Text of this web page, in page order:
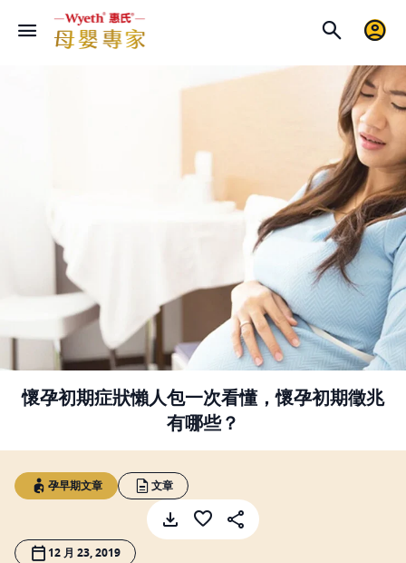
懷孕初期症狀懶人包一次看懂，懷孕初期徵兆
有哪些？
孕早期文章 文章
12 月 23, 2019